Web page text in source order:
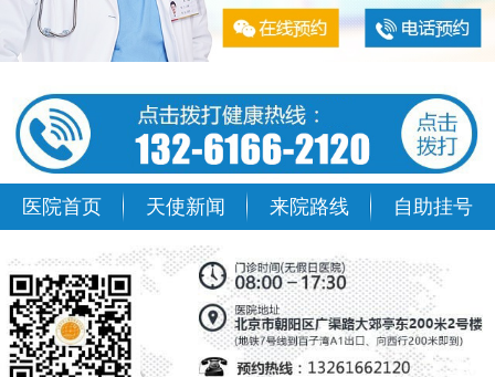
医院首页 天使新闻 来院路线 自助挂号